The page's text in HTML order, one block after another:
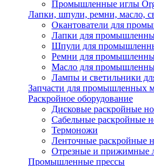
Промышленные иглы
Лапки, шпули, ремни, масло,
Окантователи для
Лапки для
Шпули для
Ремни для
Масло для
Лампы и светильники
Запчасти для промышленных
Раскройное оборудование
Дисковые раскройные
Сабельные раскройные
Термоножи
Ленточные раскройные
Отрезные и прижимные
Промышленные прессы